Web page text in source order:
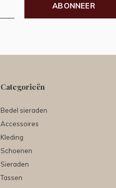
ABONNEER
Categorieën
Bedel sieraden
Accessoires
Kleding
Schoenen
Sieraden
Tassen